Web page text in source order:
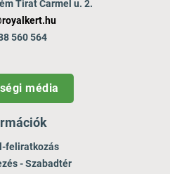
Tirat Carmel u. 2.
560 564
média
feliratkozás
- Szabadtér